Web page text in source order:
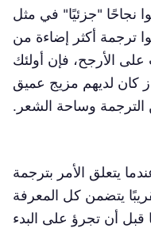
نجاحًا "جزئيًا" في مثل
ترجمة أكثر إضاءة من
على الأرجح، فإن أولئك
كان لديهم مزيج عميق
وساحة الشعر.
يتعلق الأمر بترجمة
يتضمن كل المعرفة
قبل أن تجرؤ على البدء